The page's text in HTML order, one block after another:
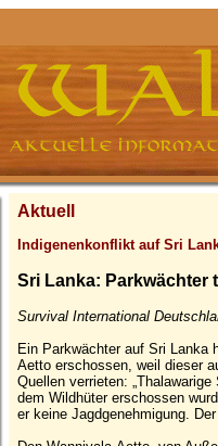
Aktuell
Indigenenkonflikt auf Sri
Sri Lanka: Parkwächter
Survival International
Ein Parkwächter auf Sri Lanka
Aetto erschossen, weil dieser
Quellen verrieten:
dem Wildhüter erschossen
er keine Jagdgenehmigung.